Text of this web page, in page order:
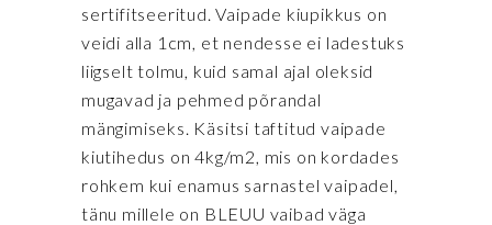
sertifitseeritud. Vaipade kiupikkus on
veidi alla 1cm, et nendesse ei ladestuks
liigselt tolmu, kuid samal ajal oleksid
mugavad ja pehmed põrandal
mängimiseks. Käsitsi taftitud vaipade
kiutihedus on 4kg/m2, mis on kordades
rohkem kui enamus sarnastel vaipadel,
tänu millele on BLEUU vaibad väga